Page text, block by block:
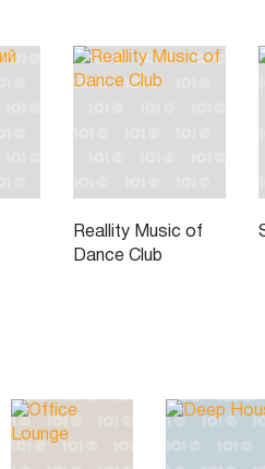
Reallity Music of
Dance Club